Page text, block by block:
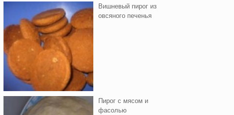
Вишнeвый пирог из
овсяного печенья
Пирог с мясом и
фасолью